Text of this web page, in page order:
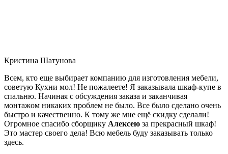
Кристина Шатунова
Всем, кто еще выбирает компанию для изготовления мебели,
советую Кухни мол! Не пожалеете! Я заказывала шкаф-купе в
спальню. Начиная с обсуждения заказа и заканчивая
монтажом никаких проблем не было. Все было сделано очень
быстро и качественно. К тому же мне ещё скидку сделали!
Огромное спасибо сборщику Алексею за прекрасный шкаф!
Это мастер своего дела! Всю мебель буду заказывать только
здесь.